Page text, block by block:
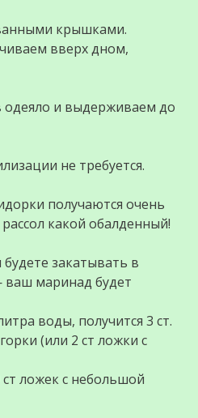
крышками.
вверх дном,
одеяло и выдерживаем до
не требуется.
получаются очень
какой обалденный!
закатывать в
маринад будет
воды, получится 3 ст.
(или 2 ст ложки с
ложек с небольшой